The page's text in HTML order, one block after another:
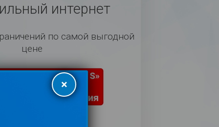
интернет
по самой выгодной
цене
×